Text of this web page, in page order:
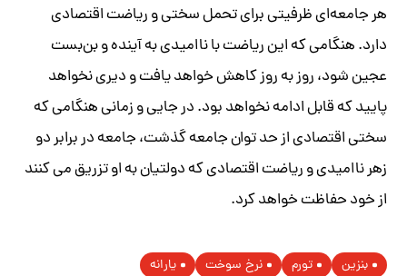
هر جامعه‌ای ظرفیتی برای تحمل سختی و ریاضت اقتصادی
دارد. هنگامی که این ریاضت با ناامیدی به آینده و بن‌بست
عجین شود، روز به روز کاهش خواهد یافت و دیری نخواهد
پایید که قابل ادامه نخواهد بود. در جایی و زمانی هنگامی که
سختی اقتصادی از حد توان جامعه گذشت، جامعه در برابر دو
زهر ناامیدی و ریاضت اقتصادی که دولتیان به او تزریق می کنند
از خود حفاظت خواهد کرد.
بنزین تورم نرخ سوخت یارانه